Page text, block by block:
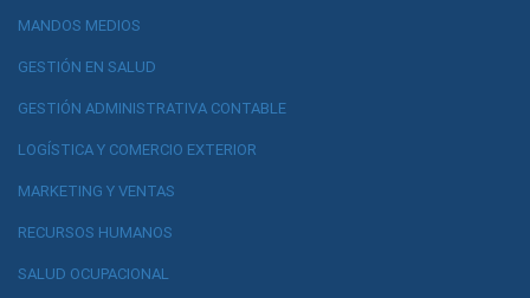
MANDOS MEDIOS
GESTIÓN EN SALUD
GESTIÓN ADMINISTRATIVA CONTABLE
LOGÍSTICA Y COMERCIO EXTERIOR
MARKETING Y VENTAS
RECURSOS HUMANOS
SALUD OCUPACIONAL